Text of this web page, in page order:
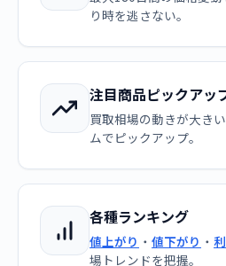
り時を逃さない。
注目商品ピックアッ
買取相場の動きが大き
ムでピックアップ。
各種ランキング
値上がり ・ 値下がり ・
場トレンドを把握。